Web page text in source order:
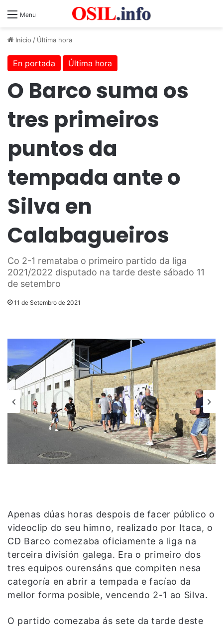
Menu
Inicio / Última hora
En portada Última hora
O Barco suma os
tres primeiros
puntos da
tempada ante o
Silva en
Calabagueiros
Co 2-1 remataba o primeiro partido da liga
2021/2022 disputado na tarde deste sábado 11
de setembro
11 de Setembro de 2021
Apenas dúas horas despois de facer público o
videoclip do seu himno, realizado por Itaca, o
CD Barco comezaba oficiamente a liga na
terceira división galega. Era o primeiro dos
tres equipos ourensáns que compiten nesa
categoría en abrir a tempada e facíao da
mellor forma posible, vencendo 2-1 ao Silva.
O partido comezaba ás sete da tarde deste